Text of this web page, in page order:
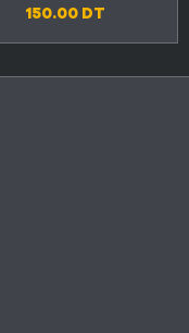
150.00 DT